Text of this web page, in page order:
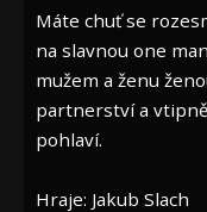
Máte chuť se
na slavnou one
mužem a ženu
partnerství a
pohlaví.
Hraje: Jakub Slach